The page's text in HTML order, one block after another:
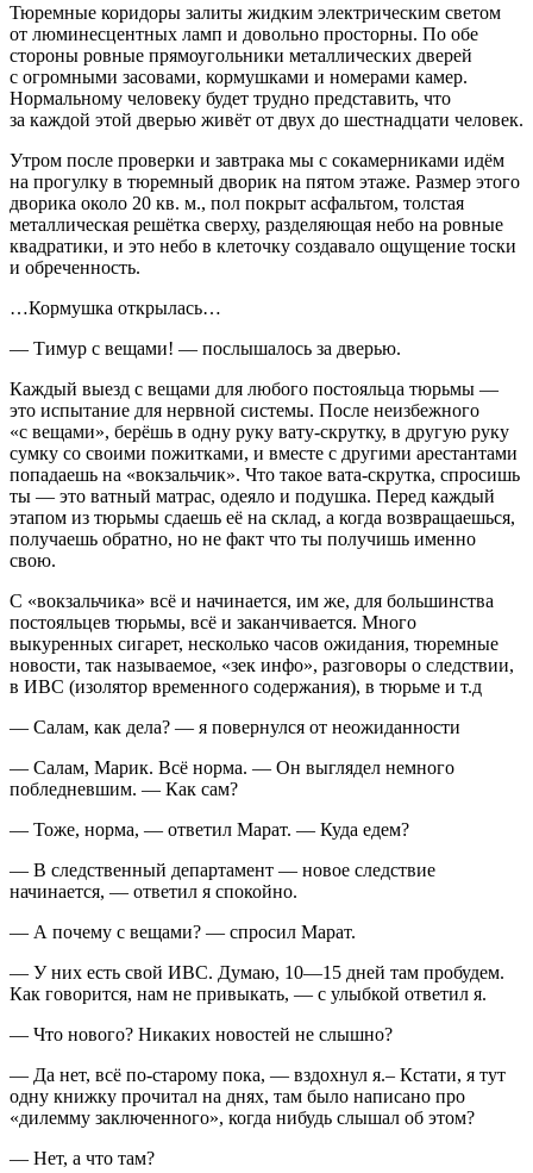
Тюремные коридоры залиты жидким электрическим светом
от люминесцентных ламп и довольно просторны. По обе
стороны ровные прямоугольники металлических дверей
с огромными засовами, кормушками и номерами камер.
Нормальному человеку будет трудно представить, что
за каждой этой дверью живёт от двух до шестнадцати человек.
Утром после проверки и завтрака мы с сокамерниками идём
на прогулку в тюремный дворик на пятом этаже. Размер этого
дворика около 20 кв. м., пол покрыт асфальтом, толстая
металлическая решётка сверху, разделяющая небо на ровные
квадратики, и это небо в клеточку создавало ощущение тоски
и обреченность.
…Кормушка открылась…
— Тимур с вещами! — послышалось за дверью.
Каждый выезд с вещами для любого постояльца тюрьмы —
это испытание для нервной системы. После неизбежного
«с вещами», берёшь в одну руку вату-скрутку, в другую руку
сумку со своими пожитками, и вместе с другими арестантами
попадаешь на «вокзальчик». Что такое вата-скрутка, спросишь
ты — это ватный матрас, одеяло и подушка. Перед каждый
этапом из тюрьмы сдаешь её на склад, а когда возвращаешься,
получаешь обратно, но не факт что ты получишь именно
свою.
С «вокзальчика» всё и начинается, им же, для большинства
постояльцев тюрьмы, всё и заканчивается. Много
выкуренных сигарет, несколько часов ожидания, тюремные
новости, так называемое, «зек инфо», разговоры о следствии,
в ИВС (изолятор временного содержания), в тюрьме и т.д
— Салам, как дела? — я повернулся от неожиданности
— Салам, Марик. Всё норма. — Он выглядел немного
побледневшим. — Как сам?
— Тоже, норма, — ответил Марат. — Куда едем?
— В следственный департамент — новое следствие
начинается, — ответил я спокойно.
— А почему с вещами? — спросил Марат.
— У них есть свой ИВС. Думаю, 10—15 дней там пробудем.
Как говорится, нам не привыкать, — с улыбкой ответил я.
— Что нового? Никаких новостей не слышно?
— Да нет, всё по-старому пока, — вздохнул я.– Кстати, я тут
одну книжку прочитал на днях, там было написано про
«дилемму заключенного», когда нибудь слышал об этом?
— Нет, а что там?